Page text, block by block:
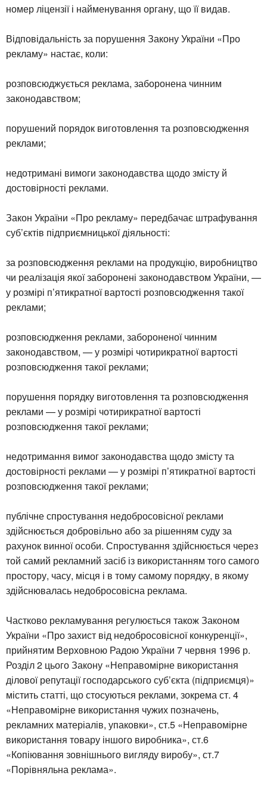
номер ліцензії і найменування органу, що її видав.
Відповідальність за порушення Закону України «Про
рекламу» настає, коли:
розповсюджується реклама, заборонена чинним
законодавством;
порушений порядок виготовлення та розповсюдження
реклами;
недотримані вимоги законодавства щодо змісту й
достовірності реклами.
Закон України «Про рекламу» передбачає штрафування
суб’єктів підприємницької діяльності:
за розповсюдження реклами на продукцію, виробництво
чи реалізація якої заборонені законодавством України, —
у розмірі п’ятикратної вартості розповсюдження такої
реклами;
розповсюдження реклами, забороненої чинним
законодавством, — у розмірі чотирикратної вартості
розповсюдження такої реклами;
порушення порядку виготовлення та розповсюдження
реклами — у розмірі чотирикратної вартості
розповсюдження такої реклами;
недотримання вимог законодавства щодо змісту та
достовірності реклами — у розмірі п’ятикратної вартості
розповсюдження такої реклами;
публічне спростування недобросовісної реклами
здійснюється добровільно або за рішенням суду за
рахунок винної особи. Спростування здійснюється через
той самий рекламний засіб із використанням того самого
простору, часу, місця і в тому самому порядку, в якому
здійснювалась недобросовісна реклама.
Частково рекламування регулюється також Законом
України «Про захист від недобросовісної конкуренції»,
прийнятим Верховною Радою України 7 червня 1996 р.
Розділ 2 цього Закону «Неправомірне використання
ділової репутації господарського суб’єкта (підприємця)»
містить статті, що стосуються реклами, зокрема ст. 4
«Неправомірне використання чужих позначень,
рекламних матеріалів, упаковки», ст.5 «Неправомірне
використання товару іншого виробника», ст.6
«Копіювання зовнішнього вигляду виробу», ст.7
«Порівняльна реклама».